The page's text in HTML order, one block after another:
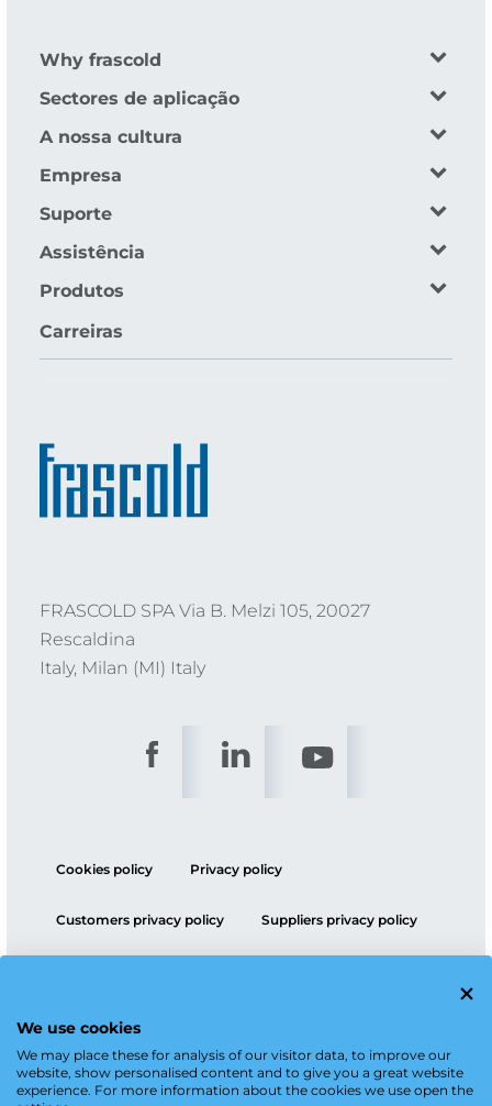
We use cookies
We may place these for analysis of our visitor data, to improve our
website, show personalised content and to give you a great website
experience. For more information about the cookies we use open the
Why frascold
Sectores de aplicação
A nossa cultura
Empresa
Suporte
Assistência
Produtos
Carreiras
FRASCOLD SPA Via B. Melzi 105, 20027
Rescaldina
Italy, Milan (MI) Italy
Cookies policy Privacy policy
Customers privacy policy Suppliers privacy policy